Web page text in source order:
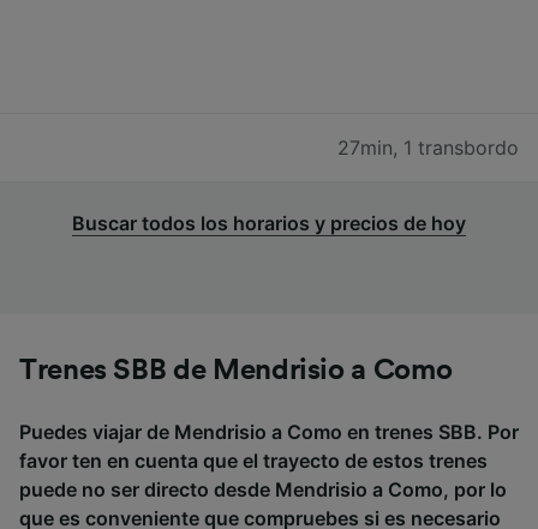
27min, 1 transbordo
Buscar todos los horarios y precios de hoy
Trenes SBB de Mendrisio a Como
Puedes viajar de Mendrisio a Como en trenes SBB. Por
favor ten en cuenta que el trayecto de estos trenes
puede no ser directo desde Mendrisio a Como, por lo
que es conveniente que compruebes si es necesario